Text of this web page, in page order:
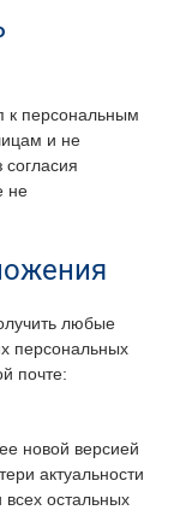
к персональным
и не
не
любые
персональных
почте:
новой версией
актуальности
остальных